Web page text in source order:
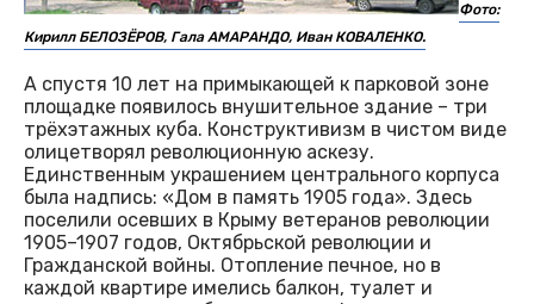
Фото:
Кирилл БЕЛОЗЁРОВ, Гала АМАРАНДО, Иван КОВАЛЕНКО.
А спустя 10 лет на примыкающей к парковой зоне
площадке появилось внушительное здание – три
трёхэтажных куба. Конструктивизм в чистом виде
олицетворял революционную аскезу.
Единственным украшением центрального корпуса
была надпись: «Дом в память 1905 года». Здесь
поселили осевших в Крыму ветеранов революции
1905–1907 годов, Октябрьской революции и
Гражданской войны. Отопление печное, но в
каждой квартире имелись балкон, туалет и